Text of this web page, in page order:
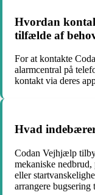
Hvordan
tilfælde af
For at kontakte
alarmcentral på
kontakt via deres
Hvad
Codan Vejhjælp
mekaniske
eller
arrangere